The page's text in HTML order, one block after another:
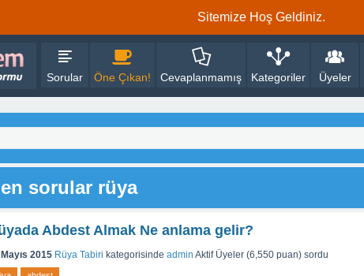
Sitemize Hoş Geldiniz.
Sorular Öne Çıkan! Cevaplanmamış Kategoriler Üyeler
sorular rüya
Abdest Almak Ne anlama gelir?
2015 Rüya Tabiri kategorisinde admin Aktif Üyeler (6,550 puan) sordu